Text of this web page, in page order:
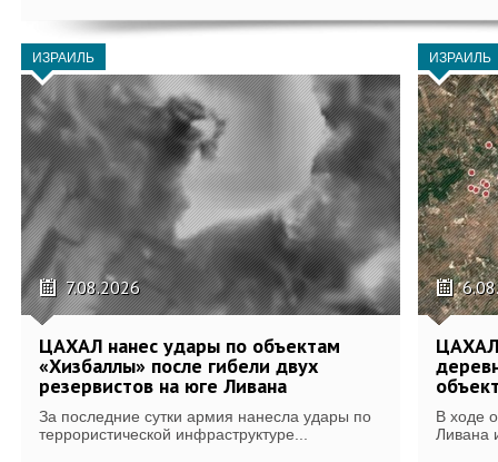
ИЗРАИЛЬ
7.08.2026
ЦАХАЛ нанес удары по объектам
«Хизбаллы» после гибели двух
резервистов на юге Ливана
За последние сутки армия нанесла удары по
террористической инфраструктуре...
ИЗРАИЛЬ
В ходе
Ливана